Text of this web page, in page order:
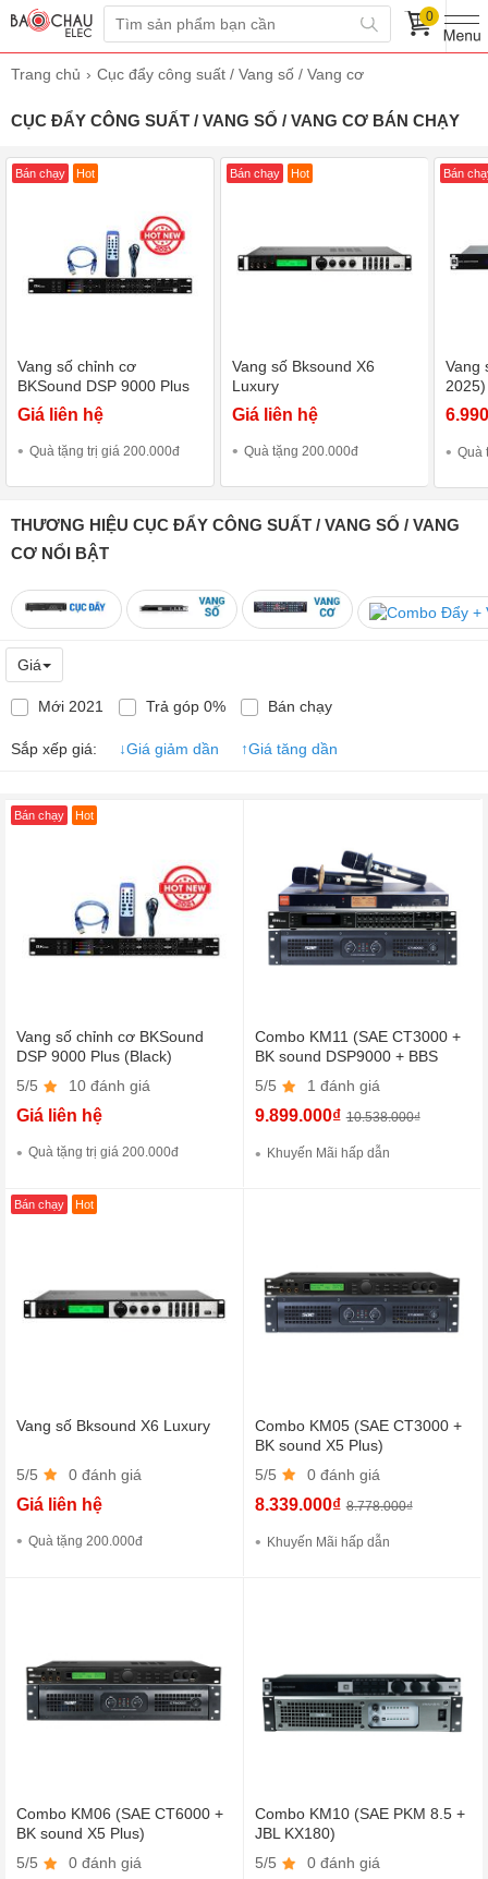
0
Trang chủ Cục đẩy công suất / Vang số / Vang cơ
CỤC ĐẨY CÔNG SUẤT / VANG SỐ / VANG CƠ BÁN CHẠY
Vang số chỉnh cơ
BKSound DSP 9000 Plus
(Black)
Giá liên hệ
Quà tặng trị giá 200.000đ
Bán chạy Hot
Vang số Bksound X6
Luxury
Giá liên hệ
Quà tặng 200.000đ
Bán chạy Hot
Vang
2025)
Quà
Bán
THƯƠNG HIỆU CỤC ĐẨY CÔNG SUẤT / VANG SỐ / VANG
CƠ NỔI BẬT
Giá
Mới 2021 Trả góp 0% Bán chạy
Sắp xếp giá: ↓Giá giảm dần ↑Giá tăng dần
Vang số chỉnh cơ BKSound
DSP 9000 Plus (Black)
5/5
10 đánh giá
Giá liên hệ
Quà tặng trị giá 200.000đ
Bán chạy Hot
Combo KM11 (SAE CT3000 +
BK sound DSP9000 + BBS
5/5 1 đánh giá
9.899.000₫ 10.538.000₫
Khuyến Mãi hấp dẫn
Vang số Bksound X6 Luxury
5/5 0 đánh giá
Giá liên hệ
Quà tặng 200.000đ
Bán chạy Hot
Combo KM05 (SAE CT3000 +
BK sound X5 Plus)
5/5
0 đánh giá
8.339.000₫ 8.778.000₫
Khuyến Mãi hấp dẫn
Combo KM06 (SAE CT6000 +
BK sound X5 Plus)
5/5
0 đánh giá
Combo KM10 (SAE PKM 8.5 +
JBL KX180)
5/5
0 đánh giá